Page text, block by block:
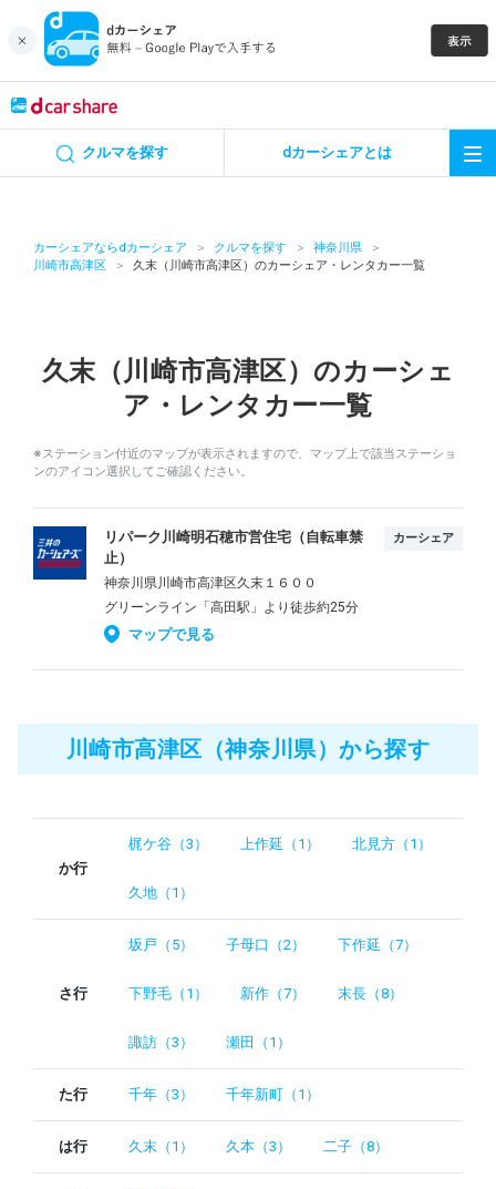
クルマを探す dカーシェアとは
カーシェアならdカーシェア クルマを探す
神奈川県
川崎市高津区
久末（川崎市高津区）のカーシェア・レンタカー一覧
久末（川崎市高津区）のカーシェ
ア・レンタカー一覧
※ステーション付近のマップが表示されますので、マップ上で該当ステーショ
ンのアイコン選択してご確認ください。
リパーク川崎明石穂市営住宅（自転車禁
止）
カーシェア
神奈川県川崎市高津区久末１６００
グリーンライン「高田駅」より徒歩約25分
マップで見る
川崎市高津区（神奈川県）から探す
か行
梶ケ谷（3） 上作延（1） 北見方（1）
久地（1）
さ行
坂戸（5） 子母口（2） 下作延（7）
下野毛（1） 新作（7） 末長（8）
諏訪（3） 瀬田（1）
た行 千年（3） 千年新町（1）
は行 久末（1） 久本（3） 二子（8）
カーシェア
特集
アプリの使い方